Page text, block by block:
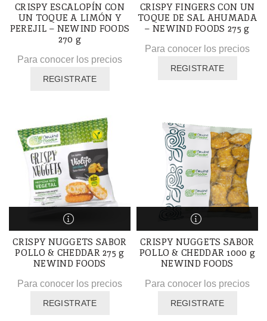
CRISPY ESCALOPÍN CON
UN TOQUE A LIMÓN Y
PEREJIL – NEWIND FOODS
270 g
Para conocer los precios
REGISTRATE
CRISPY FINGERS CON UN
TOQUE DE SAL AHUMADA
– NEWIND FOODS 275 g
Para conocer los precios
REGISTRATE
CRISPY NUGGETS SABOR
POLLO & CHEDDAR 275 g
NEWIND FOODS
Para conocer los precios
REGISTRATE
CRISPY NUGGETS SABOR
POLLO & CHEDDAR 1000 g
NEWIND FOODS
Para conocer los precios
REGISTRATE